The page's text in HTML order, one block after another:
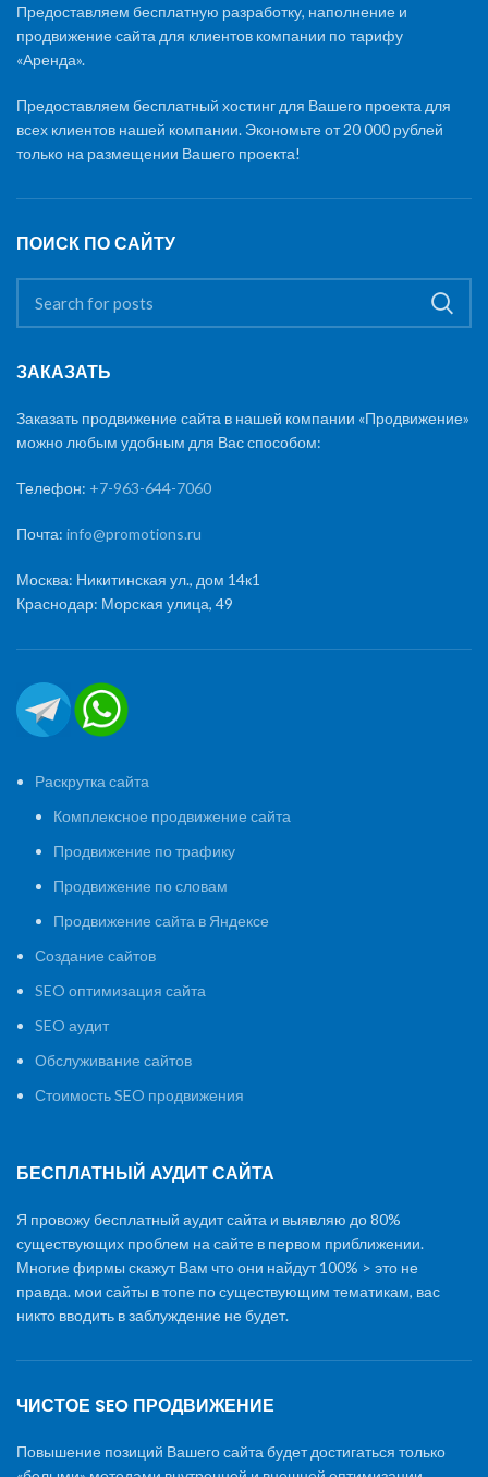
Предоставляем бесплатную разработку, наполнение и
продвижение сайта для клиентов компании по тарифу
«Аренда».
Предоставляем бесплатный хостинг для Вашего проекта для
всех клиентов нашей компании. Экономьте от 20 000 рублей
только на размещении Вашего проекта!
ПОИСК ПО САЙТУ
ЗАКАЗАТЬ
Заказать продвижение сайта в нашей компании «Продвижение»
можно любым удобным для Вас способом:
Телефон: +7-963-644-7060
Почта: info@promotions.ru
Москва: Никитинская ул., дом 14к1
Краснодар: Морская улица, 49
Раскрутка сайта
Комплексное продвижение сайта
Продвижение по трафику
Продвижение по словам
Продвижение сайта в Яндексе
Создание сайтов
SEO оптимизация сайта
SEO аудит
Обслуживание сайтов
Стоимость SEO продвижения
БЕСПЛАТНЫЙ АУДИТ САЙТА
Я провожу бесплатный аудит сайта и выявляю до 80%
существующих проблем на сайте в первом приближении.
Многие фирмы скажут Вам что они найдут 100% > это не
правда. мои сайты в топе по существующим тематикам, вас
никто вводить в заблуждение не будет.
ЧИСТОЕ SEO ПРОДВИЖЕНИЕ
Повышение позиций Вашего сайта будет достигаться только